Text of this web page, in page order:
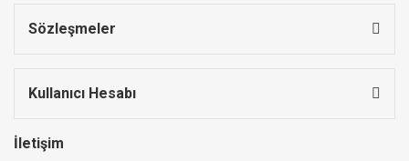
Sözleşmeler
Kullanıcı Hesabı
İletişim